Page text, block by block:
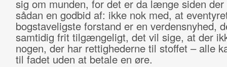
sig om munden, for det er da længe siden
sådan en godbid af: ikke nok med, at
bogstaveligste forstand er en verdensnyhed,
samtidig frit tilgængeligt, det vil sige, at der
nogen, der har rettighederne til stoffet – alle
til fadet uden at betale en øre.